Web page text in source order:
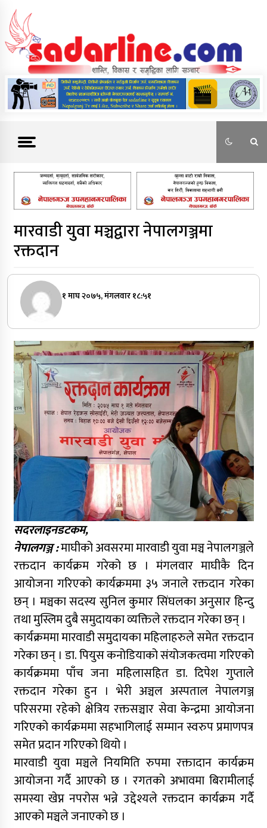
content
News For Nepal
मारवाडी युवा मञ्चद्वारा नेपालगञ्जमा
रक्तदान
१ माघ २०७५, मंगलवार १८:५१
सदरलाइनडटकम,
नेपालगञ्ज :माघीको अवसरमा मारवाडी युवा मञ्च नेपालगञ्जले
रक्तदान कार्यक्रम गरेको छ । मंगलवार माघीकै दिन
आयोजना गरिएको कार्यक्रममा ३५ जनाले रक्तदान गरेका
छन् । मञ्चका सदस्य सुनिल कुमार सिंघलका अनुसार हिन्दु
तथा मुस्लिम दुबै समुदायका व्यक्तिले रक्तदान गरेका छन् ।
कार्यक्रममा मारवाडी समुदायका महिलाहरुले समेत रक्तदान
गरेका छन् । डा. पियुस कनोडियाको संयोजकत्वमा गरिएको
कार्यक्रममा पाँच जना महिलासहित डा. दिपेश गुप्ताले
रक्तदान गरेका हुन । भेरी अञ्चल अस्पताल नेपालगञ्ज
परिसरमा रहेको क्षेत्रिय रक्तसञ्चार सेवा केन्द्रमा आयोजना
गरिएको कार्यक्रममा सहभागिलाई सम्मान स्वरुप प्रमाणपत्र
समेत प्रदान गरिएको थियो ।
मारवाडी युवा मञ्चले नियमिति रुपमा रक्तादान कार्यक्रम
आयोजना गर्दै आएको छ । रगतको अभावमा बिरामीलाई
समस्या खेप्न नपरोस भन्ने उद्देश्यले रक्तदान कार्यक्रम गर्दै
आएको मञ्चले जनाएको छ ।